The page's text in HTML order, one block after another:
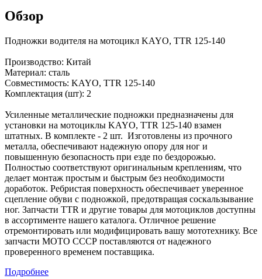
Обзор
Подножки водителя на мотоцикл KAYO, TTR 125-140
Производство: Китай
Материал: сталь
Совместимость: KAYO, TTR 125-140
Комплектация (шт): 2
Усиленные металлические подножки предназначены для
установки на мотоциклы KAYO, TTR 125-140 взамен
штатных. В комплекте - 2 шт. Изготовлены из прочного
металла, обеспечивают надежную опору для ног и
повышенную безопасность при езде по бездорожью.
Полностью соответствуют оригинальным креплениям, что
делает монтаж простым и быстрым без необходимости
доработок. Ребристая поверхность обеспечивает уверенное
сцепление обуви с подножкой, предотвращая соскальзывание
ног. Запчасти TTR и другие товары для мотоциклов доступны
в ассортименте нашего каталога. Отличное решение
отремонтировать или модифицировать вашу мототехнику. Все
запчасти МОТО СССР поставляются от надежного
проверенного временем поставщика.
Подробнее